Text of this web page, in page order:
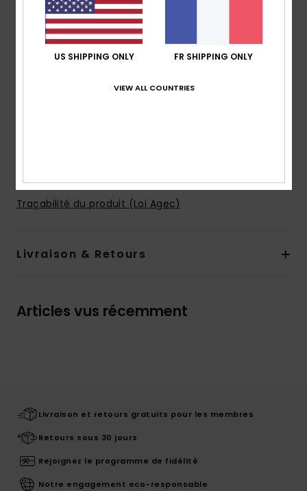
Bandoulière/bretelles : bretelles rembourrées
ajustables
Rembourrage : bretelles et empiècement dans le
dos rembourrés
Bande réfléchissante et système de rangement à
Traçabilité du produit (Loi Agec)
Livraison & Retours
Articles vus récemment
Livraison et retours gratuits pour les membres
Retours sous 30 jours
Rejoignez le programme de fidélité
Notre engagement eco-responsable
US SHIPPING ONLY FR SHIPPING ONLY
VIEW ALL COUNTRIES